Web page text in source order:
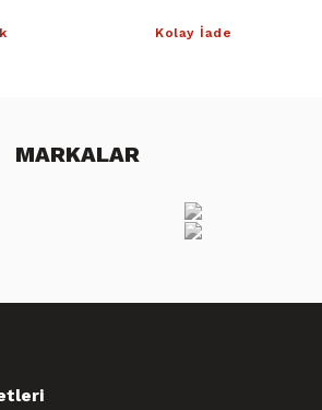
Kolay İade
MARKALAR